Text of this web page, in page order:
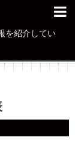
を紹介してい